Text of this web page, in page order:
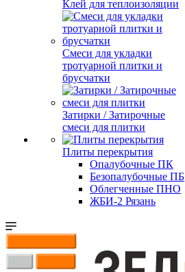
Клей для теплоизоляции
Смеси для укладки
тротуарной плитки и
брусчатки
Затирки / Затирочные
смеси для плитки
Плиты перекрытия
Опалубочные ПК
Безопалубочные ПБ
Облегченные ПНО
ЖБИ-2 Рязань